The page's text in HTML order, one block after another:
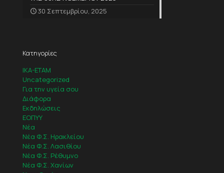
30 Σεπτεμβρίου, 2025
Κατηγορίες
IKA-ETAM
Uncategorized
Για την υγεία σου
Διάφορα
Εκδηλώσεις
ΕΟΠΥΥ
Νέα
Νέα Φ.Σ. Ηρακλείου
Νέα Φ.Σ. Λασιθίου
Νέα Φ.Σ. Ρέθυμνο
Νέα Φ.Σ. Χανίων